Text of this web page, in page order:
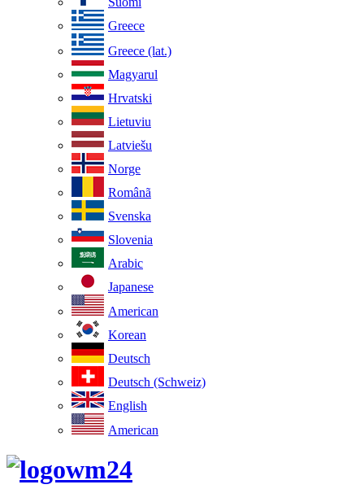
Greece
Greece (lat.)
Magyarul
Hrvatski
Lietuviu
Latviešu
Norge
Românã
Svenska
Slovenia
Arabic
Japanese
American
Korean
Deutsch
Deutsch (Schweiz)
English
American